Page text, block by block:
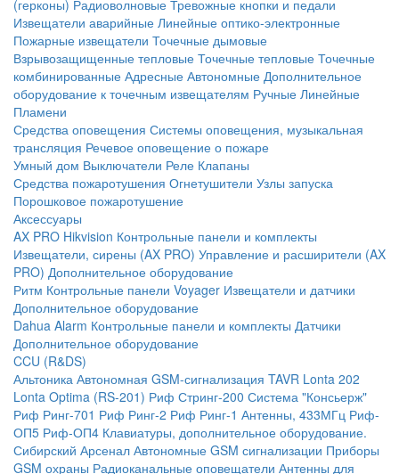
(герконы) Радиоволновые Тревожные кнопки и педали
Извещатели аварийные Линейные оптико-электронные
Пожарные извещатели Точечные дымовые
Взрывозащищенные тепловые Точечные тепловые Точечные
комбинированные Адресные Автономные Дополнительное
оборудование к точечным извещателям Ручные Линейные
Пламени
Средства оповещения Системы оповещения, музыкальная
трансляция Речевое оповещение о пожаре
Умный дом Выключатели Реле Клапаны
Средства пожаротушения Огнетушители Узлы запуска
Порошковое пожаротушение
Аксессуары
AX PRO Hikvision Контрольные панели и комплекты
Извещатели, сирены (AX PRO) Управление и расширители (AX
PRO) Дополнительное оборудование
Ритм Контрольные панели Voyager Извещатели и датчики
Дополнительное оборудование
Dahua Alarm Контрольные панели и комплекты Датчики
Дополнительное оборудование
CCU (R&DS)
Альтоника Автономная GSM-сигнализация TAVR Lonta 202
Lonta Optima (RS-201) Риф Стринг-200 Система "Консьерж"
Риф Ринг-701 Риф Ринг-2 Риф Ринг-1 Антенны, 433МГц Риф-
ОП5 Риф-ОП4 Клавиатуры, дополнительное оборудование.
Сибирский Арсенал Автономные GSM сигнализации Приборы
GSM охраны Радиоканальные оповещатели Антенны для